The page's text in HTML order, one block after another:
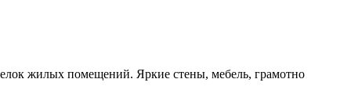
жилых помещений. Яркие стены, мебель, грамотно